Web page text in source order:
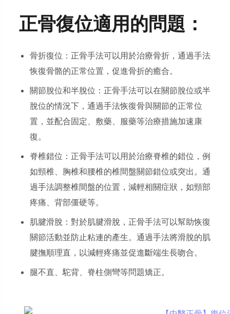
正骨復位適用的問題：
骨折復位：正骨手法可以用於治療骨折，通過手法
恢復骨骼的正常位置，促進骨折的癒合。
關節脫位和半脫位：正骨手法可以在關節脫位或半
脫位的情況下，通過手法恢復骨與關節的正常位
置，並配合固定、敷藥、服藥等治療措施加速康
復。
脊椎錯位：正骨手法可以用於治療脊椎的錯位，例
如頸椎、胸椎和腰椎的椎間盤關節錯位或突出。通
過手法調整椎間盤的位置，減輕相關症狀，如頸部
疼痛、背部僵硬等。
肌腱滑脫：對於肌腱滑脫，正骨手法可以幫助恢復
關節活動並防止粘連的產生。通過手法將滑脫的肌
腱撫順理直，以減輕疼痛並促進斷端生長吻合。
腿不直、駝背、脊柱側彎等問題矯正。